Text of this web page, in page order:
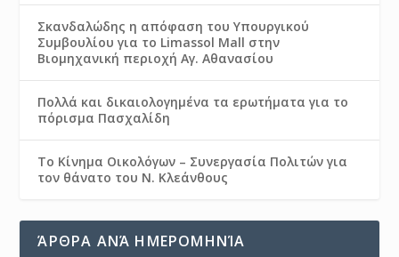
Σκανδαλώδης η απόφαση του Υπουργικού
Συμβουλίου για το Limassol Mall στην
Βιομηχανική περιοχή Αγ. Αθανασίου
Πολλά και δικαιολογημένα τα ερωτήματα για το
πόρισμα Πασχαλίδη
Το Κίνημα Οικολόγων – Συνεργασία Πολιτών για
τον θάνατο του Ν. Κλεάνθους
ΆΡΘΡΑ ΑΝΆ ΗΜΕΡΟΜΗΝΊΑ